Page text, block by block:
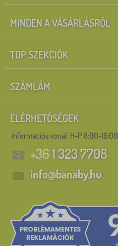
MINDEN A VÁSÁRLÁSRÓL
TOP SZEKCIÓK
SZÁMLÁM
ELÉRHETŐSÉGEK
információs vonal: H-P 8:00-16:00
+361 323 7708
info@banaby.hu